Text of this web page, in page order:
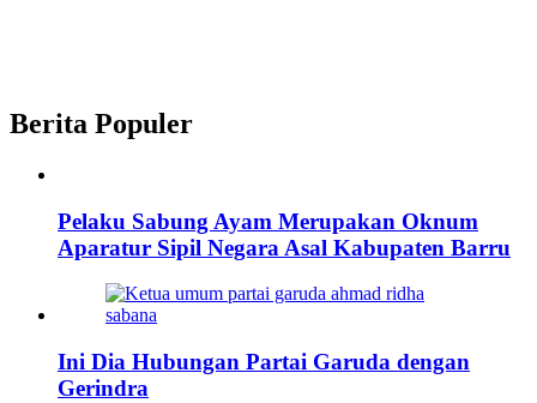
Berita Populer
Pelaku Sabung Ayam Merupakan Oknum
Aparatur Sipil Negara Asal Kabupaten Barru
Ini Dia Hubungan Partai Garuda dengan
Gerindra